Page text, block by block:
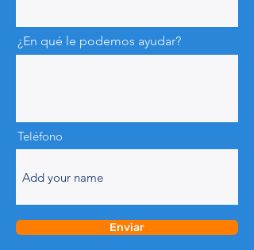
¿En qué le podemos ayudar?
Teléfono
Enviar